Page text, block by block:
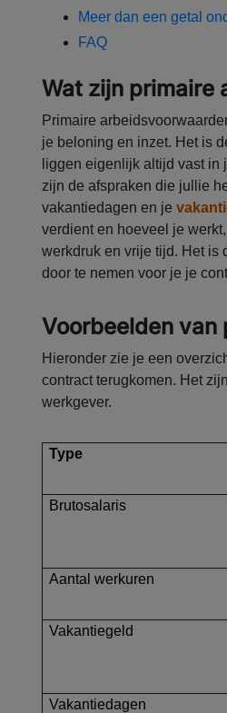
Meer dan een getal
FAQ
Wat zijn primaire
Primaire
je beloning en inzet. Het is
liggen eigenlijk altijd vast in
zijn de afspraken die jullie
vakantiedagen en je
verdient en hoeveel je
werkdruk en vrije tijd. Het is
door te nemen voor je je
Voorbeelden
Hieronder zie je een
contract terugkomen. Het
werkgever.
Type
Brutosalaris
Aantal werkuren
Vakantiegeld
Vakantiedagen